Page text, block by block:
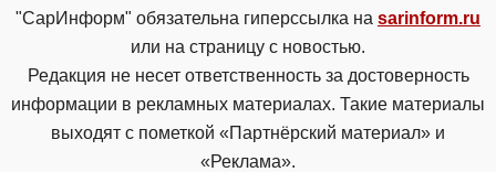
"СарИнформ" обязательна гиперссылка на sarinform.ru
или на страницу с новостью.
Редакция не несет ответственность за достоверность
информации в рекламных материалах. Такие материалы
выходят с пометкой «Партнёрский материал» и
«Реклама».